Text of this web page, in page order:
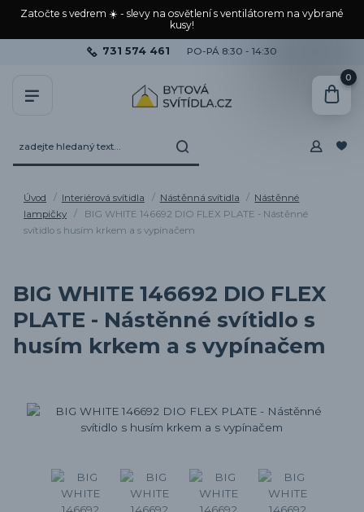
Zatočte s vedrem ☀️ - slevy na osvětlení s ventilátorem na vybrané
kusy!
731 574 461 PO-PÁ 8:30 - 14:30
0
Úvod Interiérová svítidla Nástěnná svítidla
Nástěnné
lampičky
BIG WHITE 146692 DIO FLEX PLATE - Nástěnné
svítidlo s husím krkem a s vypínačem
BIG WHITE 146692 DIO FLEX
PLATE - Nástěnné svítidlo s
husím krkem a s vypínačem